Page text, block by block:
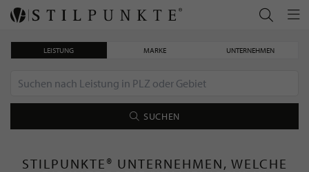
LEISTUNG MARKE UNTERNEHMEN
SUCHEN
STILPUNKTE® UNTERNEHMEN, WELCHE